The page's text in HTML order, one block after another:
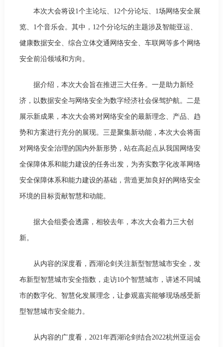
本次大会将设1个主论坛、12个分论坛、1场网络安全展
览、1个音乐会。其中，12个分论坛的主题涉及智能亚运、
健康数据安全、综合立体交通网络安全、车联网等多个网络
安全前沿领域和方向。
据介绍，本次大会旨在推进三大任务。一是助力新经
济，以数据安全与网络安全为数字经济社会保驾护航。二是
展示新成果，本次大会将对网络安全的最新理念、产品、趋
势和方案进行充分的展现。三是聚集新动能，本次大会将面
对网络安全治理的国内外新形势，站在高起点从我国网络安
全保障体系和能力建设的任务出发，为夯实数字化改革网络
安全保障体系和能力建设的基础，营造更加良好的网络安全
环境的目标贡献智慧和动能。
据大会组委会透露，相较去年，本次大会着力三大创
新。
从内容的深度看，西湖论剑关注新型智慧城市安全，发
布新型智慧城市安全指数，走访10个智慧城市，讲述不同城
市的数字化、智慧化发展理念，让参观嘉宾能够现场感受新
型智慧城市安全能力。
从内容的广度看，2021年西湖论剑结合2022杭州亚运会